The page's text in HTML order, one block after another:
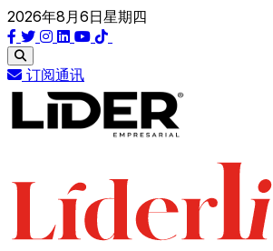
2026年8月6日星期四
订阅通讯